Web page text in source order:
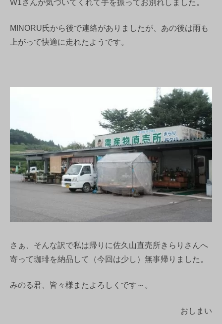
W1さんが気づいてくれて手を振ってお別れしました。
MINORU氏から後で連絡がありましたが、あの後は雨も
上がって快適に走れたようです。
さぁ、そんな訳で私は帰りに佐久山直売所きらりさんへ
寄って珈琲を納品して（今回は少し）無事帰りました。
みのる君、皆々様またよろしくです～。
おしまい